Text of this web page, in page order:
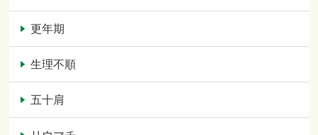
更年期
生理不順
五十肩